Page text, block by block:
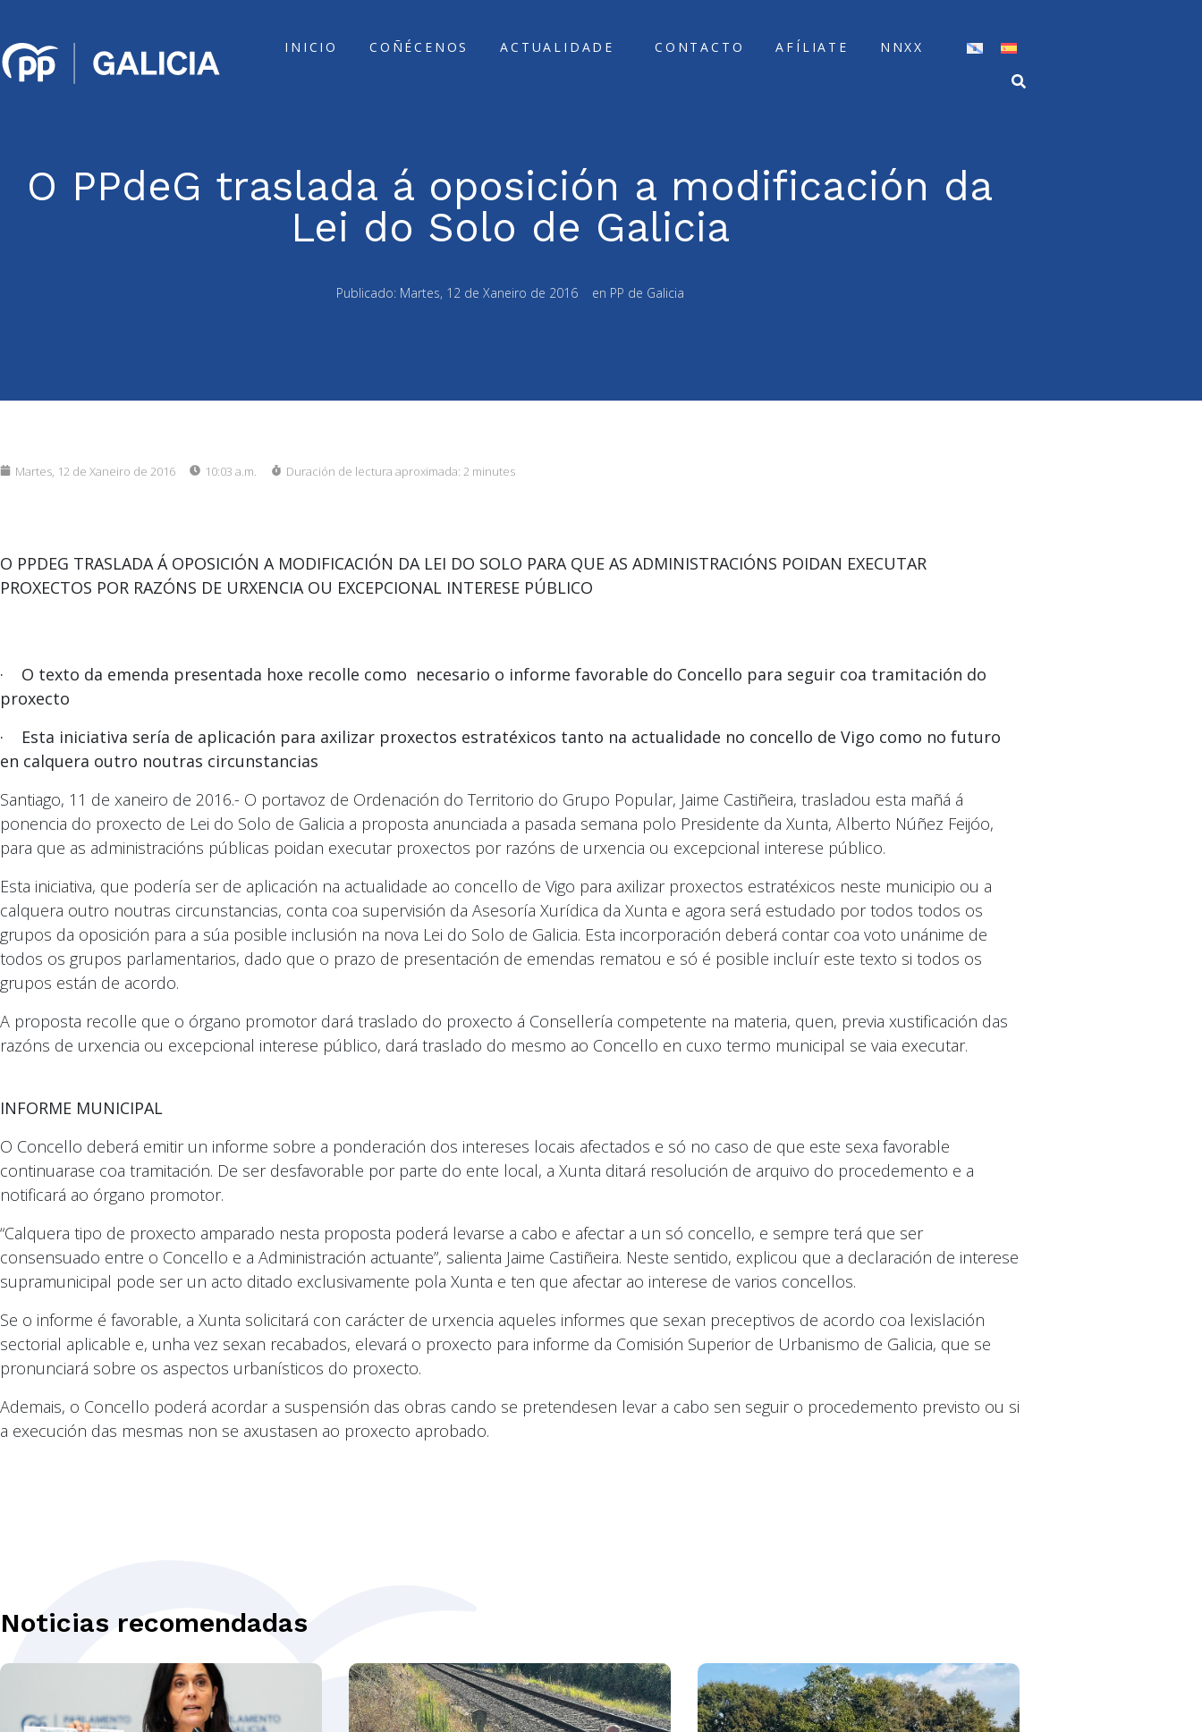
INICIO COÑÉCENOS ACTUALIDADE CONTACTO AFÍLIATE NNXX
O PPdeG traslada á oposición a modificación da
Lei do Solo de Galicia
Publicado: Martes, 12 de Xaneiro de 2016 en PP de Galicia
Martes, 12 de Xaneiro de 2016 10:03 a.m. Duración de lectura aproximada: 2 minutes
O PPDEG TRASLADA Á OPOSICIÓN A MODIFICACIÓN DA LEI DO SOLO PARA QUE AS ADMINISTRACIÓNS POIDAN EXECUTAR
PROXECTOS POR RAZÓNS DE URXENCIA OU EXCEPCIONAL INTERESE PÚBLICO
· O texto da emenda presentada hoxe recolle como necesario o informe favorable do Concello para seguir coa tramitación do
proxecto
· Esta iniciativa sería de aplicación para axilizar proxectos estratéxicos tanto na actualidade no concello de Vigo como no futuro
en calquera outro noutras circunstancias
Santiago, 11 de xaneiro de 2016.- O portavoz de Ordenación do Territorio do Grupo Popular, Jaime Castiñeira, trasladou esta mañá á
ponencia do proxecto de Lei do Solo de Galicia a proposta anunciada a pasada semana polo Presidente da Xunta, Alberto Núñez Feijóo,
para que as administracións públicas poidan executar proxectos por razóns de urxencia ou excepcional interese público.
Esta iniciativa, que podería ser de aplicación na actualidade ao concello de Vigo para axilizar proxectos estratéxicos neste municipio ou a
calquera outro noutras circunstancias, conta coa supervisión da Asesoría Xurídica da Xunta e agora será estudado por todos todos os
grupos da oposición para a súa posible inclusión na nova Lei do Solo de Galicia. Esta incorporación deberá contar coa voto unánime de
todos os grupos parlamentarios, dado que o prazo de presentación de emendas rematou e só é posible incluír este texto si todos os
grupos están de acordo.
A proposta recolle que o órgano promotor dará traslado do proxecto á Consellería competente na materia, quen, previa xustificación das
razóns de urxencia ou excepcional interese público, dará traslado do mesmo ao Concello en cuxo termo municipal se vaia executar.
INFORME MUNICIPAL
O Concello deberá emitir un informe sobre a ponderación dos intereses locais afectados e só no caso de que este sexa favorable
continuarase coa tramitación. De ser desfavorable por parte do ente local, a Xunta ditará resolución de arquivo do procedemento e a
notificará ao órgano promotor.
“Calquera tipo de proxecto amparado nesta proposta poderá levarse a cabo e afectar a un só concello, e sempre terá que ser
consensuado entre o Concello e a Administración actuante”, salienta Jaime Castiñeira. Neste sentido, explicou que a declaración de interese
supramunicipal pode ser un acto ditado exclusivamente pola Xunta e ten que afectar ao interese de varios concellos.
Se o informe é favorable, a Xunta solicitará con carácter de urxencia aqueles informes que sexan preceptivos de acordo coa lexislación
sectorial aplicable e, unha vez sexan recabados, elevará o proxecto para informe da Comisión Superior de Urbanismo de Galicia, que se
pronunciará sobre os aspectos urbanísticos do proxecto.
Ademais, o Concello poderá acordar a suspensión das obras cando se pretendesen levar a cabo sen seguir o procedemento previsto ou si
a execución das mesmas non se axustasen ao proxecto aprobado.
Noticias recomendadas